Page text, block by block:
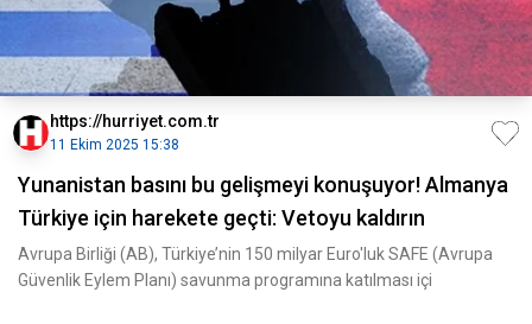
https://hurriyet.com.tr
11 Ekim 2025 15:38
Yunanistan basını bu gelişmeyi konuşuyor! Almanya
Türkiye için harekete geçti: Vetoyu kaldırın
Avrupa Birliği (AB), Türkiye’nin 150 milyar Euro'luk SAFE (Avrupa
Güvenlik Eylem Planı) savunma programına katılması içi